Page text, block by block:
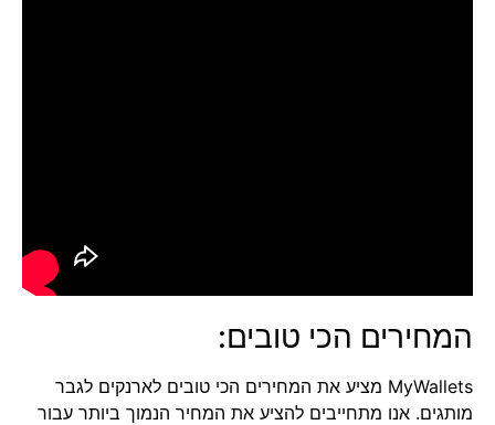
המחירים הכי טובים:
MyWallets מציע את המחירים הכי טובים לארנקים לגבר
מותגים. אנו מתחייבים להציע את המחיר הנמוך ביותר עבור